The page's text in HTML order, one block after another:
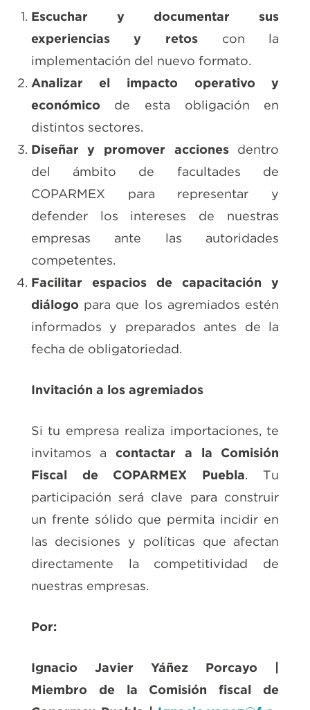
Escuchar y documentar sus
experiencias y retos con la
implementación del nuevo formato.
Analizar el impacto operativo y
económico de esta obligación en
distintos sectores.
Diseñar y promover accionesdentro
del ámbito de facultades de
COPARMEX para representar y
defender los intereses de nuestras
empresas ante las autoridades
competentes.
Facilitar espacios de capacitación y
diálogo para que los agremiados estén
informados y preparados antes de la
fecha de obligatoriedad.
Invitación a los agremiados
Si tu empresa realiza importaciones, te
invitamos acontactar a la Comisión
Fiscal de COPARMEX Puebla. Tu
participación será clave para construir
un frente sólido que permita incidir en
las decisiones y políticas que afectan
directamente la competitividad de
nuestras empresas.
Por:
Ignacio Javier Yáñez Porcayo |
Miembro de la Comisión fiscal de